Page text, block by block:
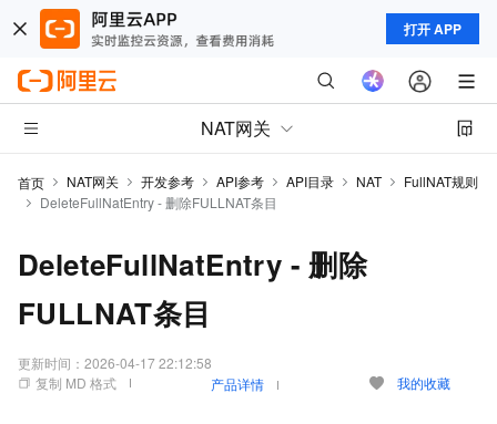
打开 APP
NAT网关
首页 NAT网关 开发参考 API参考 API目录 NAT
FullNAT规则
DeleteFullNatEntry - 删除FULLNAT条目
DeleteFullNatEntry - 删除
FULLNAT条目
更新时间： 2026-04-17 22:12:58
复制 MD 格式
产品详情 我的收藏